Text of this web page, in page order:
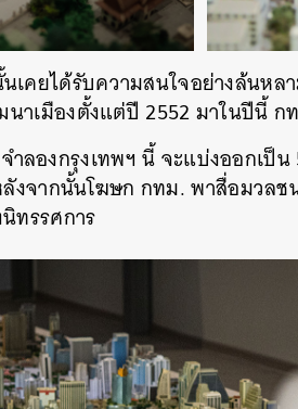
เคยได้รับความสนใจอย่างล้นห
าเมืองตั้งแต่ปี 2552 มาในปีนี้
ลองกรุงเทพฯ นี้ จะแบ่งออกเป็น
งจากนั้นโฆษก กทม. พาสื่อมวลช
ทรรศการ
SHARE TWEET LINE